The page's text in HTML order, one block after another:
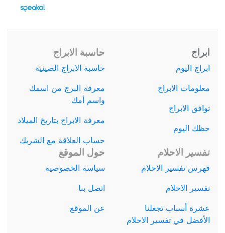
ابراج
ابراج اليوم
معلومات الابراج
توافق الابراج
حظك اليوم
حاسبة الابراج
حاسبة الابراج الصينية
معرفة البرج من اسمك
واسم أمك
معرفة الابراج بتاريخ الميلاد
حساب العلاقة مع الشريك
تفسير الاحلام
فهرس تفسير الاحلام
تفسير الاحلام
عشرة أسباب تجعلنا
الأفضل في تفسير الاحلام
حول الموقع
سياسة الخصوصية
اتصل بنا
عن الموقع